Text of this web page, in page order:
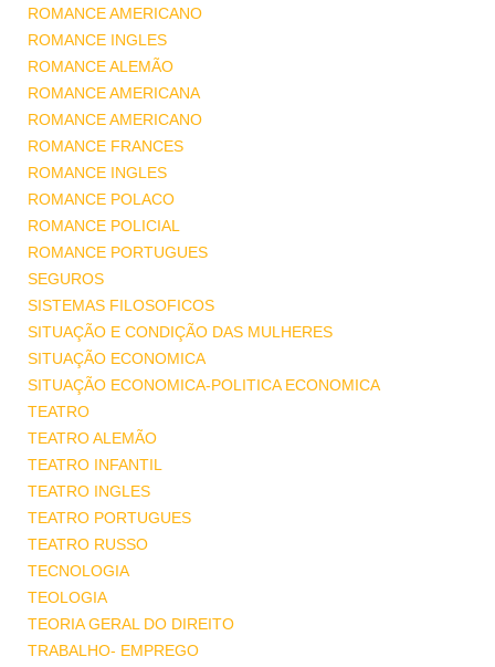
ROMANCE AMERICANO
ROMANCE INGLES
ROMANCE ALEMÃO
ROMANCE AMERICANA
ROMANCE AMERICANO
ROMANCE FRANCES
ROMANCE INGLES
ROMANCE POLACO
ROMANCE POLICIAL
ROMANCE PORTUGUES
SEGUROS
SISTEMAS FILOSOFICOS
SITUAÇÃO E CONDIÇÃO DAS MULHERES
SITUAÇÃO ECONOMICA
SITUAÇÃO ECONOMICA-POLITICA ECONOMICA
TEATRO
TEATRO ALEMÃO
TEATRO INFANTIL
TEATRO INGLES
TEATRO PORTUGUES
TEATRO RUSSO
TECNOLOGIA
TEOLOGIA
TEORIA GERAL DO DIREITO
TRABALHO- EMPREGO